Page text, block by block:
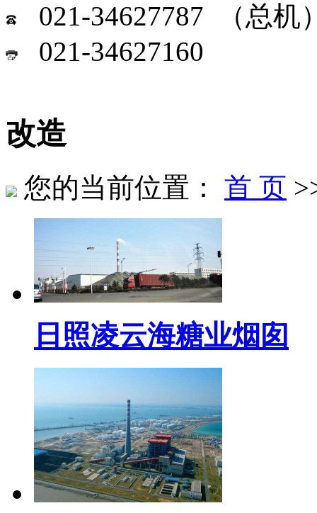
021-34627787 （总机
021-34627160
改造
您的当前位置： 首 页
日照凌云海糖业烟囱